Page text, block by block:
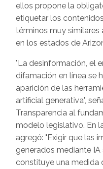
ellos propone la
etiquetar los
términos muy similares
en los estados de
"La desinformación, el
difamación en línea se
aparición de las
artificial generativa",
Transparencia al
modelo legislativo. En
agregó: "Exigir que las
generados mediante
constituye una medida